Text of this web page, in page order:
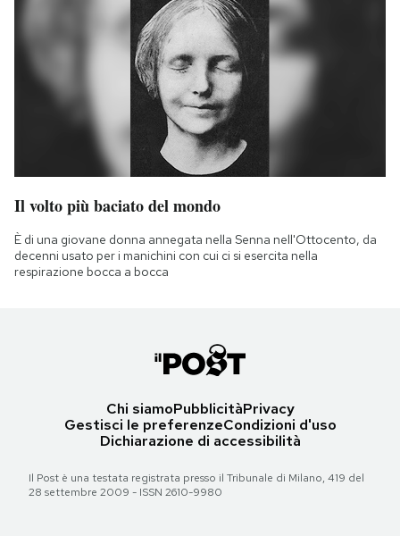
Il volto più baciato del mondo
È di una giovane donna annegata nella Senna nell'Ottocento, da
decenni usato per i manichini con cui ci si esercita nella
respirazione bocca a bocca
Chi siamoPubblicitàPrivacy
Gestisci le preferenzeCondizioni d'uso
Dichiarazione di accessibilità
Il Post è una testata registrata presso il Tribunale di Milano, 419 del
28 settembre 2009 - ISSN 2610-9980